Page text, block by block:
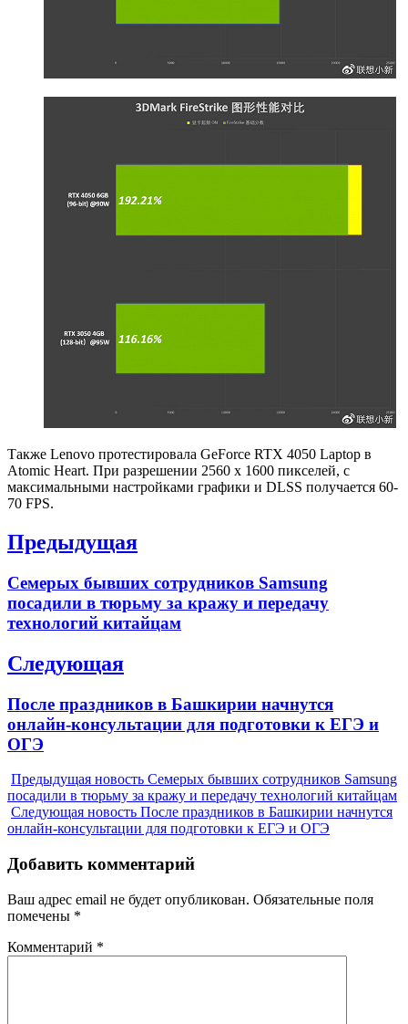
Также Lenovo протестировала GeForce RTX 4050 Laptop в
Atomic Heart. При разрешении 2560 х 1600 пикселей, с
максимальными настройками графики и DLSS получается 60-
70 FPS.
Навигация
записям
Предыдущая
Previous
Семерых бывших сотрудников Samsung
посадили в тюрьму за кражу и передачу
технологий китайцам
Следующая
Next
После праздников в Башкирии начнутся
онлайн-консультации для подготовки к ЕГЭ и
ОГЭ
Предыдущая новость Семерых бывших сотрудников Samsung
посадили в тюрьму за кражу и передачу технологий китайцам
Следующая новость После праздников в Башкирии начнутся
онлайн-консультации для подготовки к ЕГЭ и ОГЭ
Добавить комментарий
Ваш адрес email не будет опубликован. Обязательные поля
помечены *
Комментарий *